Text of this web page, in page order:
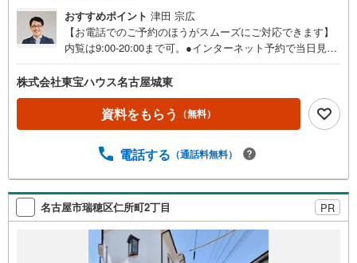
おすすめポイント 津田 宗広
【お電話でのご予約のほうがスムーズにご対応できます】
内覧は9:00-20:00まで可。●インターネット予約で当日見学
（2）本日～4日以内をご希望の方は「ご要望・ご質問欄」
に希望日時をご記入ください！《東宝ハウス名古屋城東の
こだわり》スタッフ一同、すべてのお客様に対して、自分
の家族や仲の良い友人に対するときと同じ気持ちで接客さ
と出会い、住宅ローンやその他のサービスの内容にもご満
だきます。私たちが携わる不動産ビジネスでは安全で安心
な取引を実現することはプロとしての使命です。営業スタ
ッフを管理職が常にサポートする体制で、ダブルチェック
はもちろん何度も報告と確認を繰り返し、取引の安全性を
追求しています。ご覧いただきありがとうございます！
株式会社東宝ハウス名古屋城東
資料をもらう （無料）
電話する （通話料無料）
名古屋市瑞穂区仁所町2丁目 PR